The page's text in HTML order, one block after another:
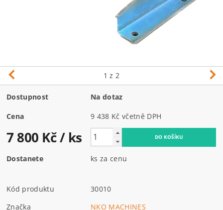
1 z 2
Dostupnost Na dotaz
Cena 9 438 Kč včetně DPH
7 800 Kč/ ks
Dostanete ks za cenu
Kód produktu
30010
Značka
NKO MACHINES